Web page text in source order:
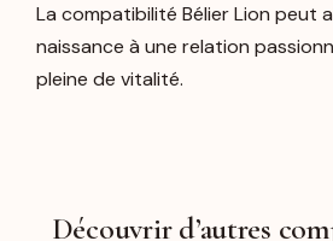
La compatibilité Bélier Lion peut
naissance à une relation
pleine de vitalité.
Découvrir d’autres